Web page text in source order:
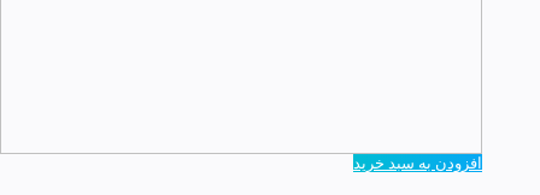
افزودن به سبد خرید